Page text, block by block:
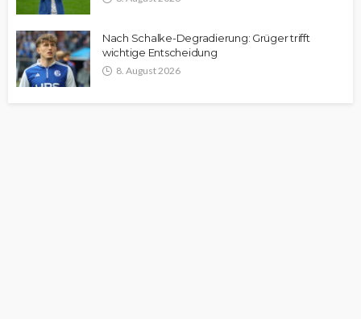
Nach Schalke-Degradierung: Grüger trifft
wichtige Entscheidung
8. August 2026